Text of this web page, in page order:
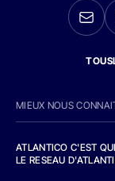
MIEUX NOUS
ATLANTICO C'EST
LE RESEAU